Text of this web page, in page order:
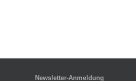
Newsletter-Anmeldung